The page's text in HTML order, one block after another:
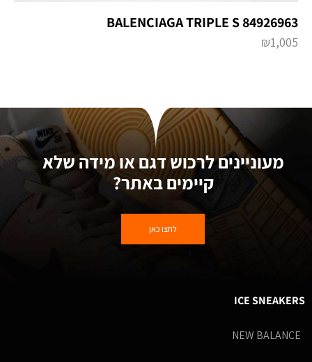
BALENCIAGA TRIPLE S 84926963
₪1,005
מעוניינים לרכוש דגם או מידה שלא
קיימים באתר?
לחצו כאן
ICE SNEAKERS
NEW BALANCE